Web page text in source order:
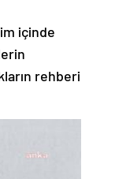
içinde
rehberi